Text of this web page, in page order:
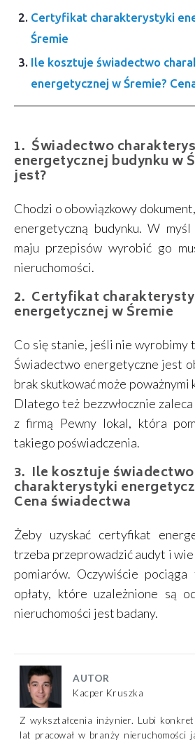
Certyfikat charakterystyki
Śremie
Ile kosztuje świadectwo
energetycznej w Śremie?
Świadectwo
energetycznej budynku w
jest?
Chodzi o obowiązkowy
energetyczną budynku. W
maju przepisów wyrobić go
nieruchomości.
Certyfikat
energetycznej w Śremie
Co się stanie, jeśli nie wyrobimy
Świadectwo energetyczne jest
brak skutkować może poważnymi
Dlatego też bezzwłocznie
z firmą Pewny lokal, która
takiego poświadczenia.
Ile kosztuje świadectwo
charakterystyki
Cena świadectwa
Żeby uzyskać certyfikat
trzeba przeprowadzić audyt i
pomiarów. Oczywiście
opłaty, które uzależnione są
nieruchomości jest badany.
AUTOR
Kacper Kruszka
Z wykształcenia inżynier. Lubi
lat pracował w branży nieruchomości